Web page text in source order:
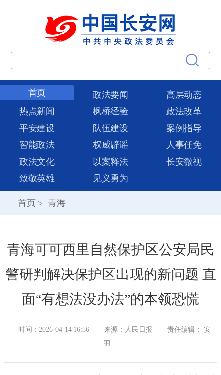
首页 政法要闻
高层动态
热点新闻
枫桥经验
政法改革
平安建设
队伍建设
案例指导
智能政法
权威辟谣
人事任免
政法文化
以案释法
长安微视
致敬英雄
见义勇为
首页 > 青海
青海可可西里自然保护区公安局民
警研判解决保护区出现的新问题 直
面“有想法没办法”的本领恐慌
时间：2026-04-14 16:56 来源：人民日报
责任编辑： 安
羽